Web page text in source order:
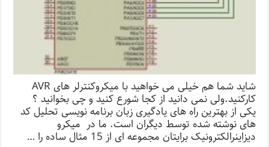
شاید شما هم خیلی می خواهید با میکروکنترلر های AVR
کارکنید.ولی نمی دانید از کجا شورع کنید و چی بخوانید ؟
یکی از بهترین راه های یادگیری زبان برنامه نویسی تحلیل کد
های نوشته شده توسط دیگران است. ما در میکرو
دیزاینرالکترونیک برایتان مجموعه ای از 15 مثال ساده را …